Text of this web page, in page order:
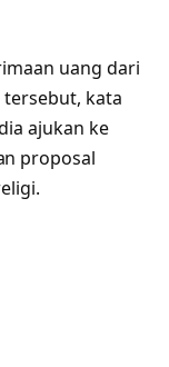
uang dari
tersebut, kata
ajukan ke
proposal